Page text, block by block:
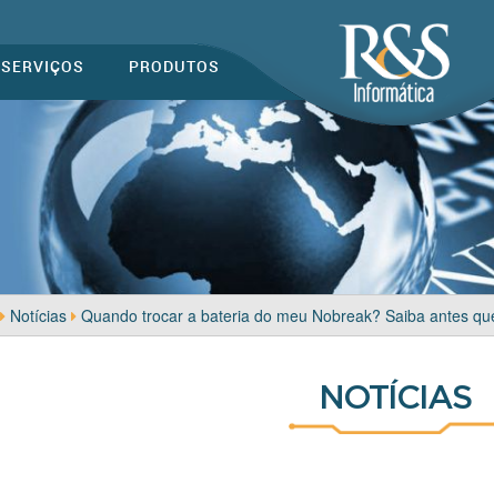
SERVIÇOS PRODUTOS
Notícias Quando trocar a bateria do meu Nobreak? Saiba antes
NOTÍCIAS